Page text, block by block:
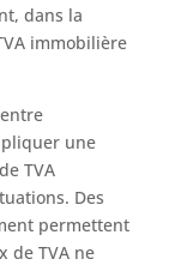
dans la
immobilière
une
TVA
Des
permettent
de TVA ne